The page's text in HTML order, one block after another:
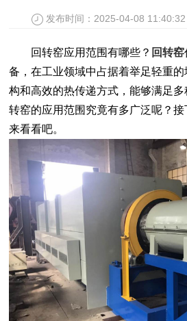
发布时间：2025-04-08 11:40:32
回转窑应用范围有哪些？ 回转窑
备，在工业领域中占据着举足轻重
构和高效的热传递方式，能够满足
转窑的应用范围究竟有多广泛呢？
来看看吧。